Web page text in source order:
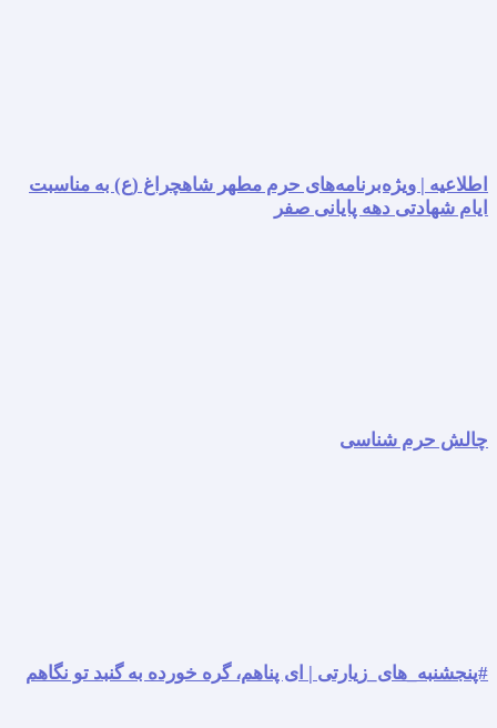
اطلاعیه | ویژه‌برنامه‌های حرم مطهر شاهچراغ (ع) به مناسبت
ایام شهادتی دهه پایانی صفر
چالش حرم شناسی
#پنجشنبه_های_زیارتی | ای پناهم، گره خورده به گنبد تو نگاهم